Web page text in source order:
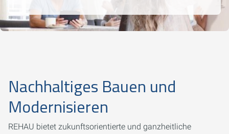
Nachhaltiges Bauen und
Modernisieren
REHAU bietet zukunftsorientierte und ganzheitliche